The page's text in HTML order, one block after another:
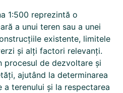
1:500 reprezintă o
a unui teren sau a unei
existente, limitele
și alți factori relevanți.
procesul de dezvoltare și
ajutând la determinarea
terenului și la respectarea